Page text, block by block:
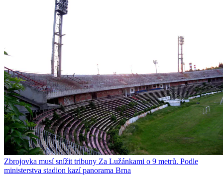
Zbrojovka musí snížit tribuny Za Lužánkami o 9 metrů. Podle
ministerstva stadion kazí panorama Brna